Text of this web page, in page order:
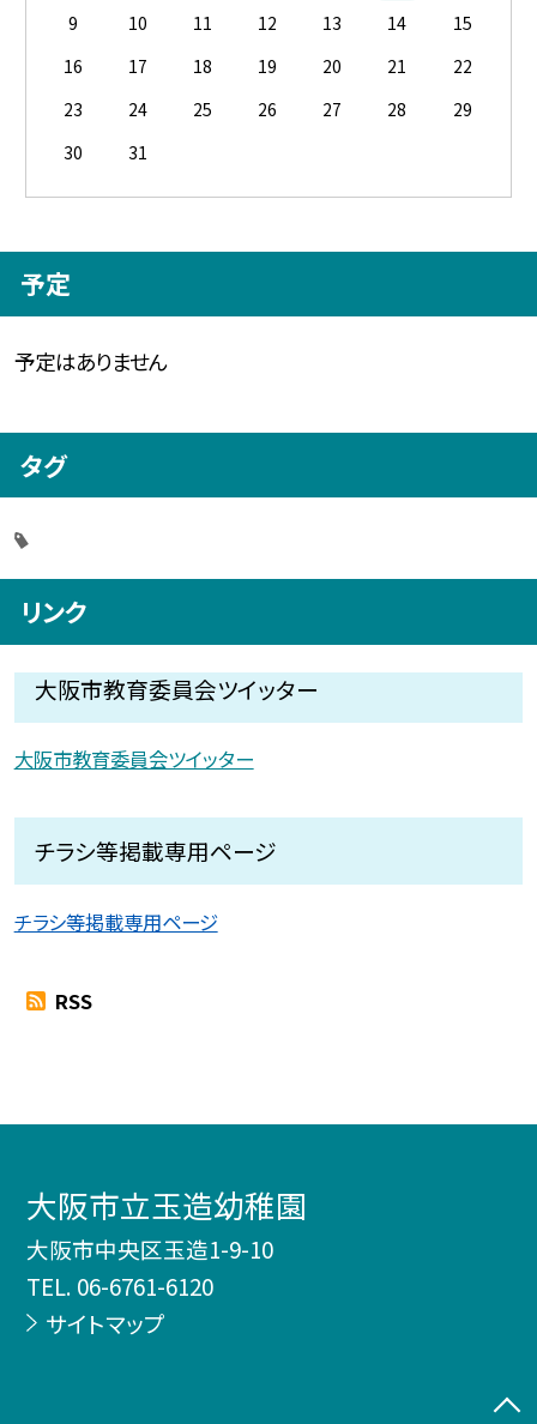
9
10 11 12 13 14
15
16
17 18 19 20 21
22
23
24 25 26 27 28
29
30
31
予定
予定はありません
タグ
リンク
大阪市教育委員会ツイッター
大阪市教育委員会ツイッター
チラシ等掲載専用ページ
チラシ等掲載専用ページ
RSS
大阪市立玉造幼稚園
大阪市中央区玉造1-9-10
TEL. 06-6761-6120
サイトマップ